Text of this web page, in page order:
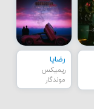
رضایا
ریمیکس
موندگار